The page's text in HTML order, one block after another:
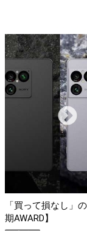
薄着になる季節の
SHOCK「